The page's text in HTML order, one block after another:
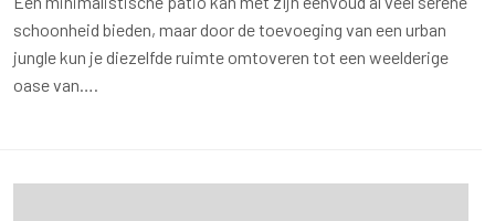
schoonheid bieden, maar door de toevoeging van een urban
jungle kun je diezelfde ruimte omtoveren tot een weelderige
oase van….